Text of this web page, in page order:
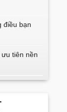
điều bạn
tiên nền